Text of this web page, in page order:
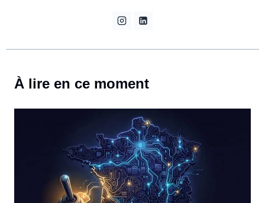
À lire en ce moment